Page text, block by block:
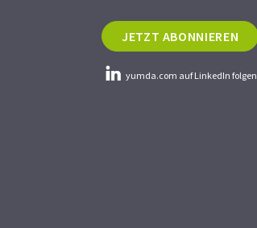
JETZT ABONNIEREN
yumda.com auf LinkedIn folgen